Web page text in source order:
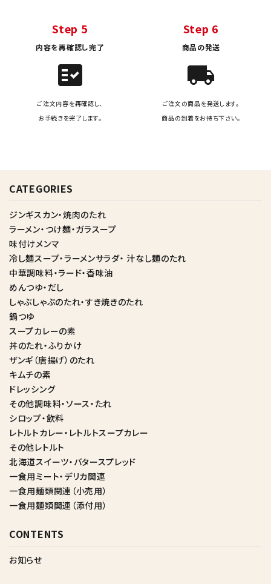
Step 5
内容を再確認し完了
fact_check
ご注文内容を再確認し、
お手続きを完了します。
Step 6
商品の発送
local_shipping
ご注文の商品を発送します。
商品の到着をお待ち下さい。
CATEGORIES
ジンギスカン・焼肉のたれ
ラーメン・つけ麺・ガラスープ
味付けメンマ
冷し麺スープ・ラーメンサラダ・ 汁なし麺のたれ
中華調味料・ラード・香味油
めんつゆ・だし
しゃぶしゃぶのたれ・すき焼きのたれ
鍋つゆ
スープカレーの素
丼のたれ・ふりかけ
ザンギ（唐揚げ）のたれ
キムチの素
ドレッシング
その他調味料・ソース・たれ
シロップ・飲料
レトルトカレー・レトルトスープカレー
その他レトルト
北海道スイーツ・バタースプレッド
一食用ミート・デリカ関連
一食用麺類関連（小売用）
一食用麺類関連（添付用）
CONTENTS
お知らせ